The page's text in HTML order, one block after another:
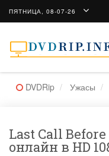
ПЯТНИЦА, 08-07-26
DVDRip Ужасы
Last Call
онлайн в HD